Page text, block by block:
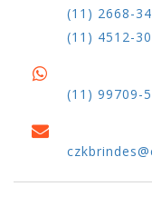
(11) 2668-
(11) 4512-
(11) 99709-